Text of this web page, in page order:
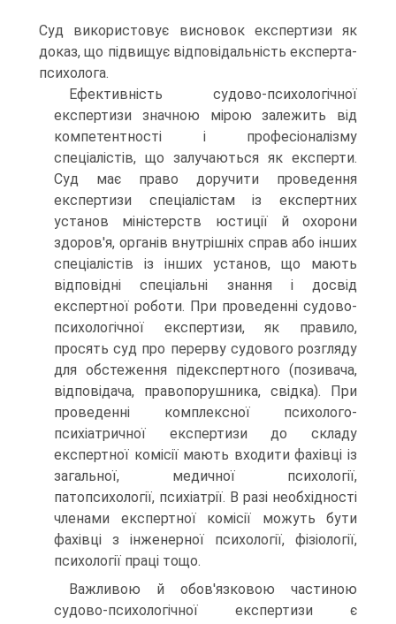
Суд використовує висновок експертизи як
доказ, що підвищує відповідальність експерта-
психолога.
Ефективність судово-психологічної
експертизи значною мірою залежить від
компетентності і професіоналізму
спеціалістів, що залучаються як експерти.
Суд має право доручити проведення
експертизи спеціалістам із експертних
установ міністерств юстиції й охорони
здоров'я, органів внутрішніх справ або інших
спеціалістів із інших установ, що мають
відповідні спеціальні знання і досвід
експертної роботи. При проведенні судово-
психологічної експертизи, як правило,
просять суд про перерву судового розгляду
для обстеження підекспертного (позивача,
відповідача, правопорушника, свідка). При
проведенні комплексної психолого-
психіатричної експертизи до складу
експертної комісії мають входити фахівці із
загальної, медичної психології,
патопсихології, психіатрії. В разі необхідності
членами експертної комісії можуть бути
фахівці з інженерної психології, фізіології,
психології праці тощо.
Важливою й обов'язковою частиною
судово-психологічної експертизи є